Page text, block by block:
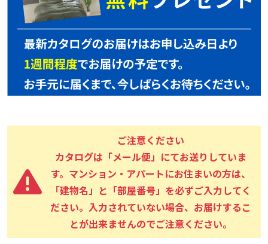
ご注意ください
カタログは「メール便」にてお送りしていま
す。マンション・アパートにお住まいの方は、
「建物名」と「部屋番号」を必ずご入力してく
ださい。入力されていない場合、お届けするこ
とが出来ませんのでご注意ください。